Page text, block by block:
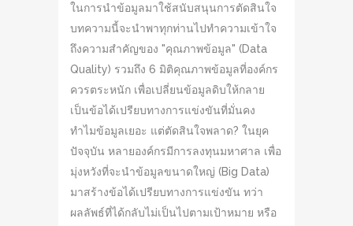
ในการนำข้อมูลมาใช้สนับสนุนการตัดสินใจ
บทความนี้จะนำพาทุกท่านไปทำความเข้าใจ
ถึงความสำคัญของ "คุณภาพข้อมูล" (Data
Quality) รวมถึง 6 มิติคุณภาพข้อมูลที่องค์กร
ควรตระหนัก เพื่อเปลี่ยนข้อมูลดิบให้กลาย
เป็นข้อได้เปรียบทางการแข่งขันที่มั่นคง
ทำไมข้อมูลเยอะ แต่ตัดสินใจพลาด? ในยุค
ปัจจุบัน หลายองค์กรมีการลงทุนมหาศาล เพื่อ
มุ่งหวังที่จะนำข้อมูลขนาดใหญ่ (Big Data)
มาสร้างข้อได้เปรียบทางการแข่งขัน ทว่า
ผลลัพธ์ที่ได้กลับไม่เป็นไปตามเป้าหมาย หรือ